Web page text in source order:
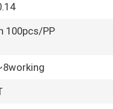
100pcs/PP